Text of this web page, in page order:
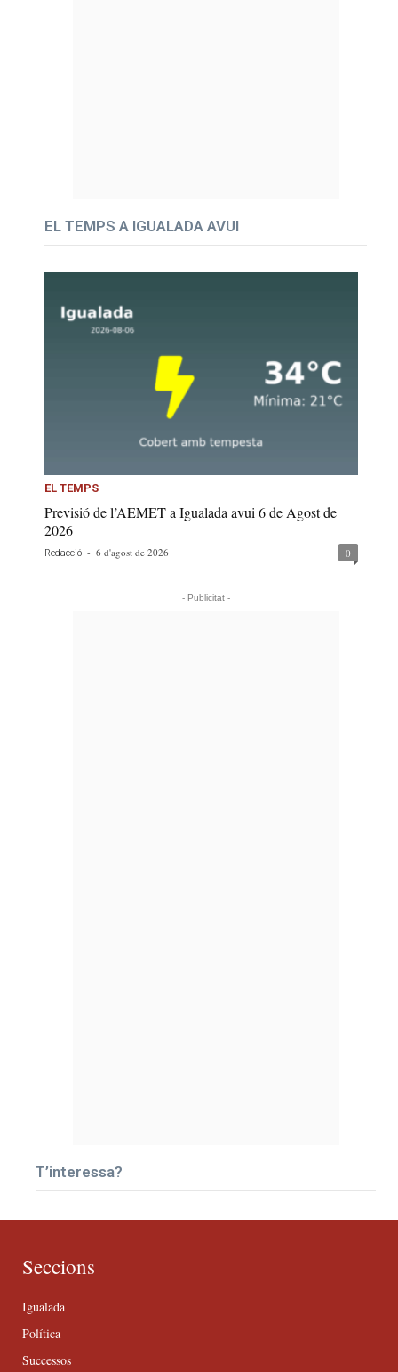
EL TEMPS A IGUALADA AVUI
EL TEMPS
Previsió de l’AEMET a Igualada avui 6 de Agost de
2026
Redacció - 6 d'agost de 2026 0
- Publicitat -
T’interessa?
Seccions
Igualada
Política
Successos